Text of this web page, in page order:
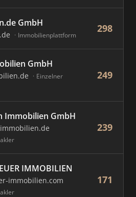
GmbH
Immobilienplattform
298
GmbH
Einzelner
249
Immobilien GmbH
239
IMMOBILIEN
immobilien.com 171